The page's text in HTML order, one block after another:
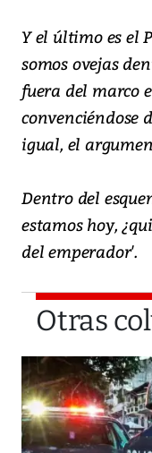
Y el último es el
somos ovejas
fuera del marco
convenciéndose
igual, el
Dentro del
estamos hoy,
del emperador'.
Otras